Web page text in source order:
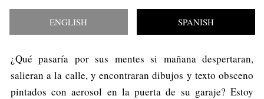
ENGLISH SPANISH
¿Qué pasaría por sus mentes si mañana despertaran,
salieran a la calle, y encontraran dibujos y texto obsceno
pintados con aerosol en la puerta de su garaje? Estoy